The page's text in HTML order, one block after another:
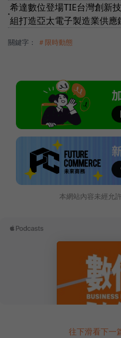
●
希達數位登場TIE台灣創新
組打造亞太電子製造業供應
關鍵字： ＃限時動態
本網站內容未經允
往下滑看下一